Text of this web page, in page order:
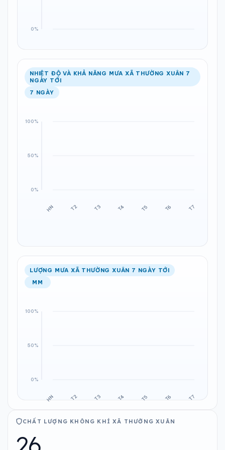
NHIỆT ĐỘ VÀ KHẢ NĂNG MƯA XÃ THƯỜNG XUÂN 7
NGÀY TỚI
7 NGÀY
LƯỢNG MƯA XÃ THƯỜNG XUÂN 7 NGÀY TỚI
MM
CHẤT LƯỢNG KHÔNG KHÍ XÃ THƯỜNG XUÂN